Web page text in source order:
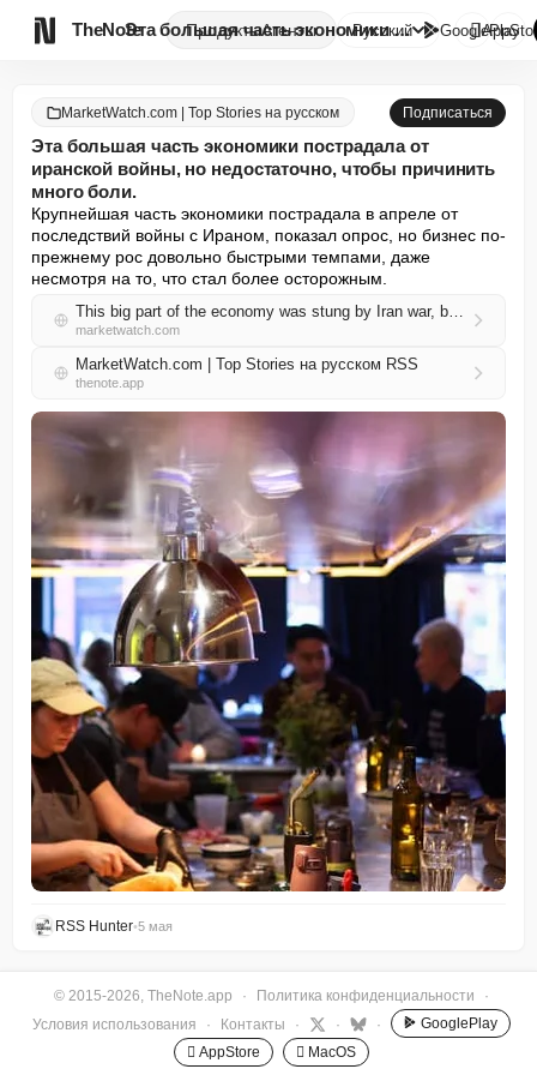
TheNote ПродуктыАгенты Эта большая часть экономики по...
Русский GooglePlay

MarketWatch.com | Top Stories на русском Подписаться
Эта большая часть экономики пострадала от
иранской войны, но недостаточно, чтобы причинить
много боли.
Крупнейшая часть экономики пострадала в апреле от
последствий войны с Ираном, показал опрос, но бизнес по-
прежнему рос довольно быстрыми темпами, даже
несмотря на то, что стал более осторожным.
This big part of the economy was stung by Iran war, but not enough to cause a lot of pain
marketwatch.com
MarketWatch.com | Top Stories на русском RSS
thenote.app
RSS Hunter•5 мая
© 2015-2026, TheNote.app · Политика конфиденциальности
·
Условия использования
· Контакты · · ·
GooglePlay
 AppStore
 MacOS